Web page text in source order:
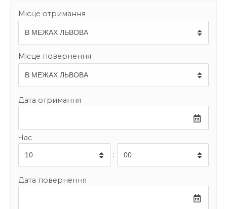
Місце отримання
Місце повернення
Дата отримання
Час
:
Дата повернення